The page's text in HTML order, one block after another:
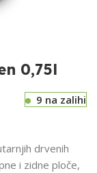
0,75l
9 na zalihi
drvenih
i zidne ploče,